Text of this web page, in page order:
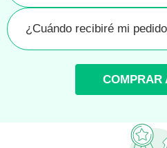
¿Cuándo recibiré mi
COMPRAR